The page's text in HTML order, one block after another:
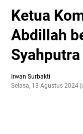
Ketua
Abdillah
Irwan Surbakti
Selasa, 13 Agustus 2024